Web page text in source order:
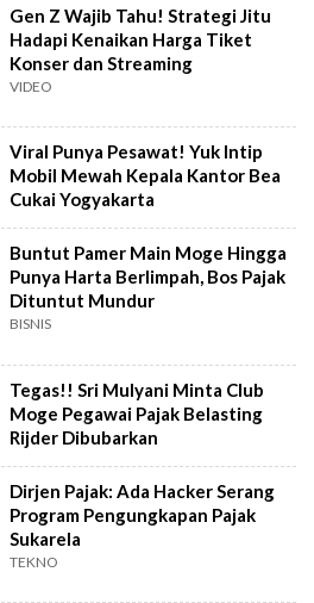
Gen Z Wajib Tahu! Strategi Jitu
Hadapi Kenaikan Harga Tiket
Konser dan Streaming
VIDEO
Viral Punya Pesawat! Yuk Intip
Mobil Mewah Kepala Kantor Bea
Cukai Yogyakarta
Buntut Pamer Main Moge Hingga
Punya Harta Berlimpah, Bos Pajak
Dituntut Mundur
BISNIS
Tegas!! Sri Mulyani Minta Club
Moge Pegawai Pajak Belasting
Rijder Dibubarkan
Dirjen Pajak: Ada Hacker Serang
Program Pengungkapan Pajak
Sukarela
TEKNO